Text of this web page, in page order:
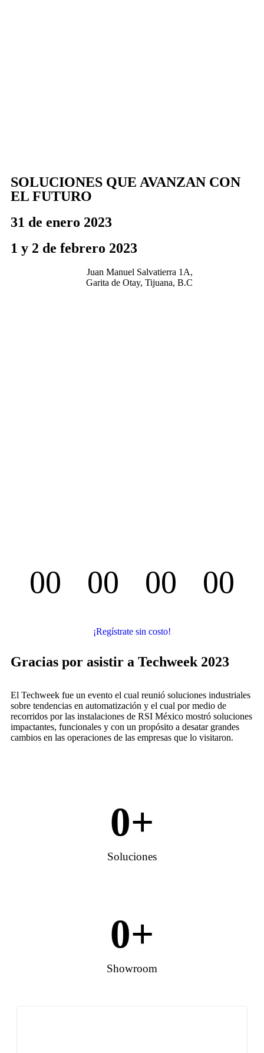
SOLUCIONES QUE AVANZAN CON
EL FUTURO
31 de enero 2023
1 y 2 de febrero 2023
Juan Manuel Salvatierra 1A,
Garita de Otay, Tijuana, B.C
00 00 00 00
¡Regístrate sin costo!
Gracias por asistir a Techweek 2023
El Techweek fue un evento el cual reunió soluciones industriales
sobre tendencias en automatización y el cual por medio de
recorridos por las instalaciones de RSI México mostró soluciones
impactantes, funcionales y con un propósito a desatar grandes
cambios en las operaciones de las empresas que lo visitaron.
Soluciones
0+
Showroom
0+